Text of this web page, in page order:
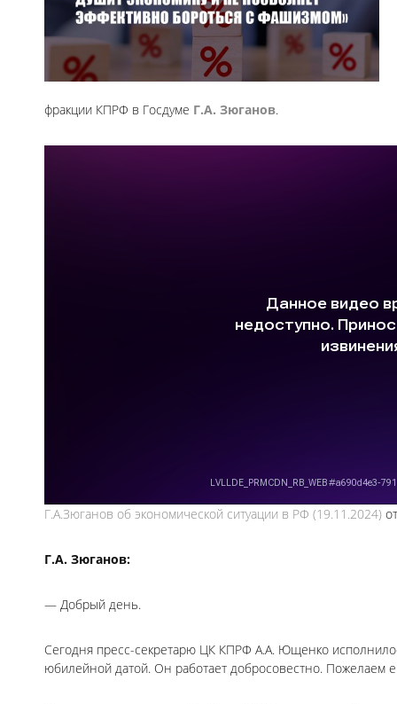
фракции КПРФ в Госдуме Г.А. Зюганов.
Г.А.Зюганов об экономической ситуации в РФ (19.11.2024)
Г.А. Зюганов:
— Добрый день.
Сегодня пресс-секретарю ЦК КПРФ А.А. Ющенко
юбилейной датой. Он работает добросовестно. Пожелаем